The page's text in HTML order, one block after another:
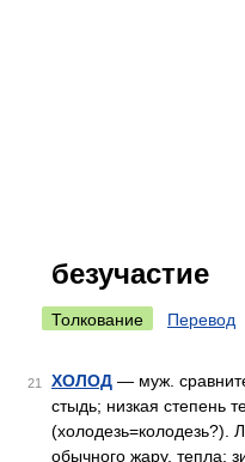
безучастие
Толкование Перевод
21 ХОЛОД — муж.
стыдь; низкая степень
(холодезь=колодезь?).
обычного жару, тепла;